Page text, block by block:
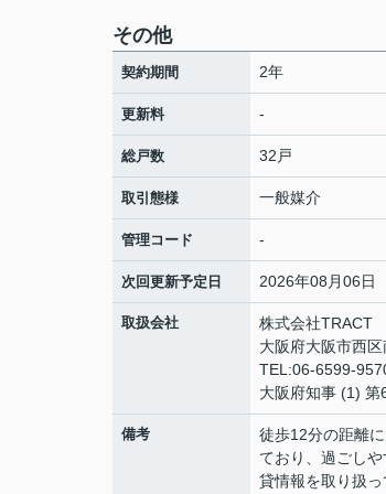
その他
契約期間 2年
更新料 -
総戸数 32戸
取引態様 一般媒介
管理コード -
次回更新予定日 2026年08月06日
取扱会社
株式会社TRACT
大阪府大阪市西
TEL:06-6599-
大阪府知事 (1) 第
備考
徒歩12分の距離
ており、過ごし
貸情報を取り扱